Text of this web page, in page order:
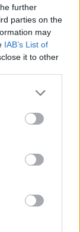
further
parties on the
may
IAB’s List of
it to other
more Google
may click to
tags to
Google